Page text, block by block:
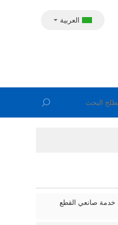
العربية
خدمة صانعي القطع